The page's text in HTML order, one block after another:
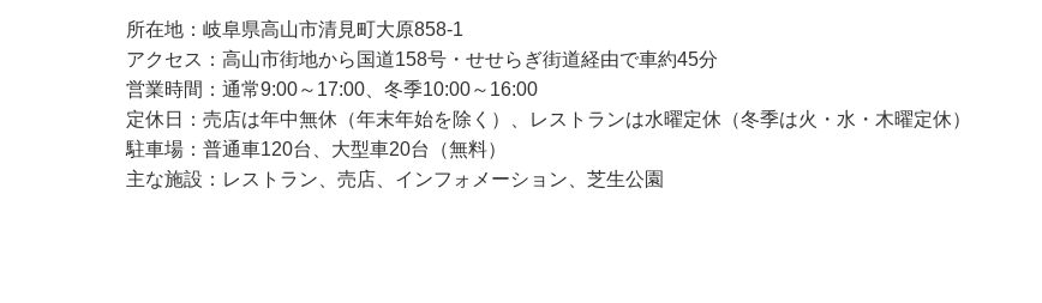
所在地：岐阜県高山市清見町大原858-1
アクセス：高山市街地から国道158号・せせらぎ街道経由で車約45分
営業時間：通常9:00～17:00、冬季10:00～16:00
定休日：売店は年中無休（年末年始を除く）、レストランは水曜定休（冬季は火・水・木曜定休）
駐車場：普通車120台、大型車20台（無料）
主な施設：レストラン、売店、インフォメーション、芝生公園